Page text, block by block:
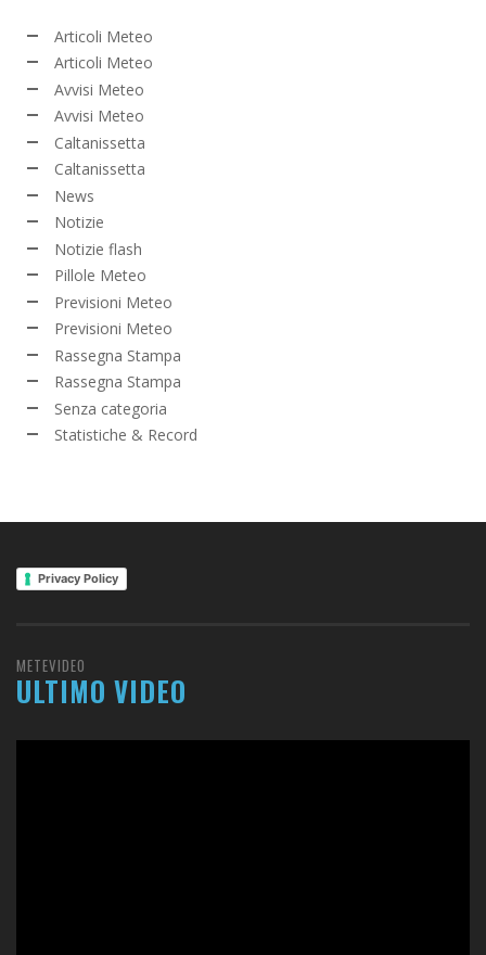
Articoli Meteo
Articoli Meteo
Avvisi Meteo
Avvisi Meteo
Caltanissetta
Caltanissetta
News
Notizie
Notizie flash
Pillole Meteo
Previsioni Meteo
Previsioni Meteo
Rassegna Stampa
Rassegna Stampa
Senza categoria
Statistiche & Record
Privacy Policy
METEVIDEO
ULTIMO VIDEO